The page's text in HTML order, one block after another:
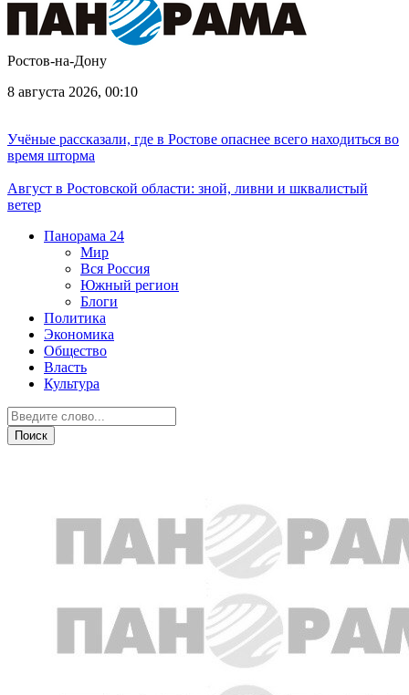
Ростов-на-Дону
8 августа 2026, 00:10
Учёные рассказали, где в Ростове опаснее всего находиться во
время шторма
Август в Ростовской области: зной, ливни и шквалистый
ветер
Панорама 24
Мир
Вся Россия
Южный регион
Блоги
Политика
Экономика
Общество
Власть
Культура